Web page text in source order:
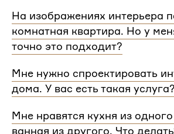
дизайнером Flatplan
площади. Однако если у вас
или квартира, нужно будет
каждого этажа.
На изображениях интерьера
комнатная квартира. Но у
точно это подходит?
и учитываем все детали. Любой
на нашем сайте может быть
количеством комнат
Мне нужно спроектировать
дома. У вас есть такая услуга?
квартир, но и для домов.
зависит от площади. Однако если
Мне нравятся кухня из
ванная из другого. Что